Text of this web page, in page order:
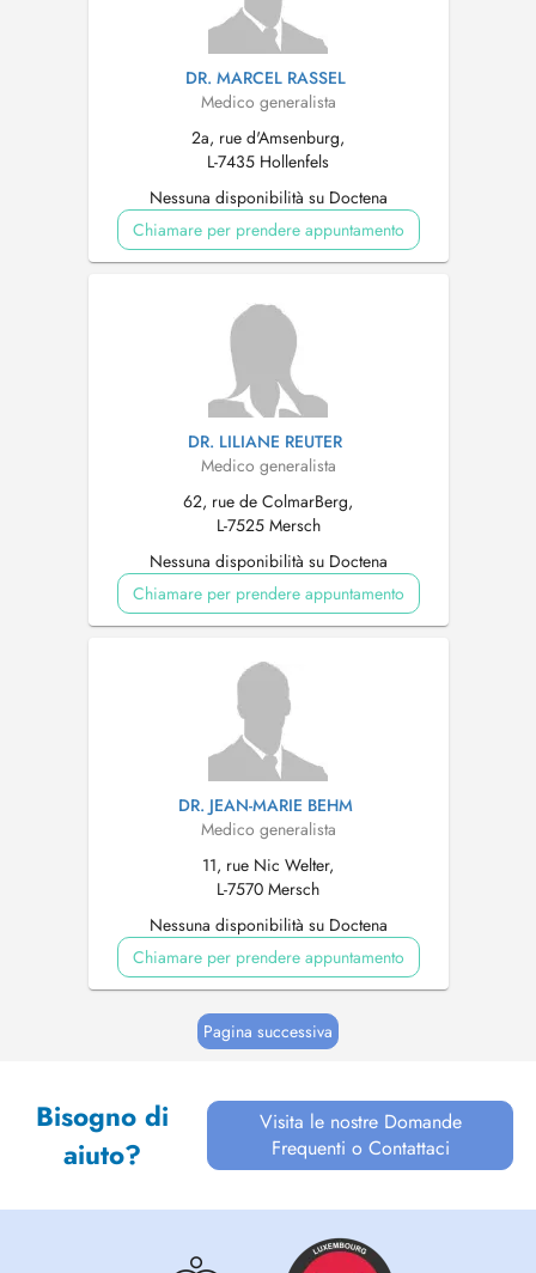
DR. MARCEL RASSEL
Medico generalista
2a, rue d'Amsenburg,
L-7435 Hollenfels
Nessuna disponibilità su Doctena
Chiamare per prendere appuntamento
DR. LILIANE REUTER
Medico generalista
62, rue de ColmarBerg,
L-7525 Mersch
Nessuna disponibilità su Doctena
Chiamare per prendere appuntamento
DR. JEAN-MARIE BEHM
Medico generalista
11, rue Nic Welter,
L-7570 Mersch
Nessuna disponibilità su Doctena
Chiamare per prendere appuntamento
Pagina successiva
Bisogno di
aiuto?
Visita le nostre Domande
Frequenti o Contattaci